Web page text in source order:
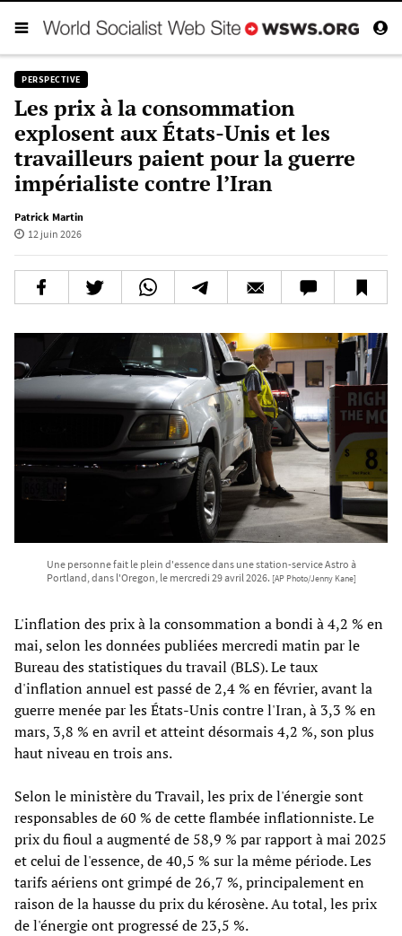
PERSPECTIVE
Les prix à la consommation
explosent aux États-Unis et les
travailleurs paient pour la guerre
impérialiste contre l’Iran
Patrick Martin
12 juin 2026
Une personne fait le plein d'essence dans une station-service Astro à
Portland, dans l'Oregon, le mercredi 29 avril 2026. [AP Photo/Jenny Kane]
L'inflation des prix à la consommation a bondi à 4,2 % en
mai, selon les données publiées mercredi matin par le
Bureau des statistiques du travail (BLS). Le taux
d'inflation annuel est passé de 2,4 % en février, avant la
guerre menée par les États-Unis contre l'Iran, à 3,3 % en
mars, 3,8 % en avril et atteint désormais 4,2 %, son plus
haut niveau en trois ans.
Selon le ministère du Travail, les prix de l'énergie sont
responsables de 60 % de cette flambée inflationniste. Le
prix du fioul a augmenté de 58,9 % par rapport à mai 2025
et celui de l'essence, de 40,5 % sur la même période. Les
tarifs aériens ont grimpé de 26,7 %, principalement en
raison de la hausse du prix du kérosène. Au total, les prix
de l'énergie ont progressé de 23,5 %.